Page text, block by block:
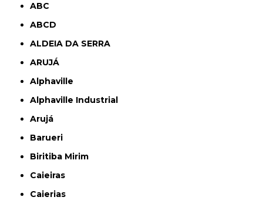
ABC
ABCD
ALDEIA DA SERRA
ARUJÁ
Alphaville
Alphaville Industrial
Arujá
Barueri
Biritiba Mirim
Caieiras
Caierias